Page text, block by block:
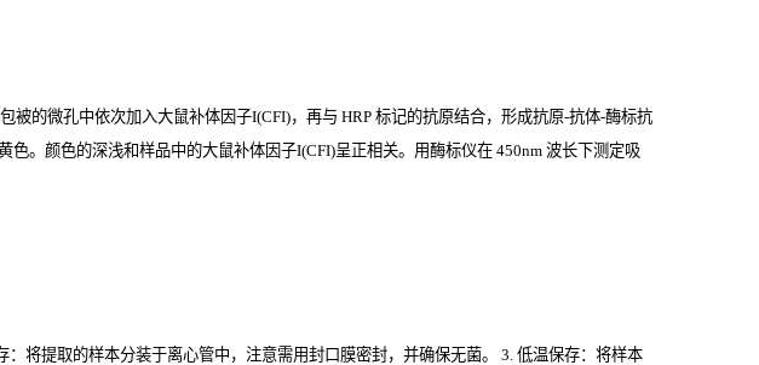
被的微孔中依次加入大鼠补体因子I(CFI)，再与 HRP 标记的抗原结合，形成抗原-抗体-酶标抗
色。颜色的深浅和样品中的大鼠补体因子I(CFI)呈正相关。用酶标仪在 450nm 波长下测定吸
将提取的样本分装于离心管中，注意需用封口膜密封，并确保无菌。 3. 低温保存：将样本